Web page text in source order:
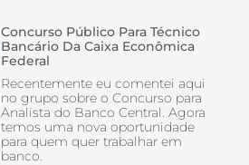
Concurso Público Para Técnico
Bancário Da Caixa Econômica
Federal
Recentemente eu comentei aqui
no grupo sobre o Concurso para
Analista do Banco Central. Agora
temos uma nova oportunidade
para quem quer trabalhar em
banco.